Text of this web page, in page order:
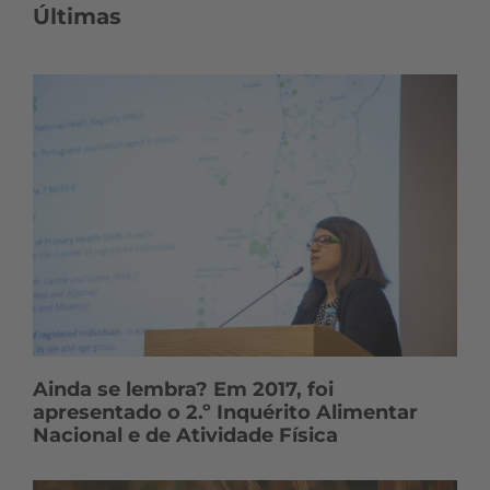
n
e
ú
Últimas
Ainda se lembra? Em 2017, foi
apresentado o 2.º Inquérito Alimentar
Nacional e de Atividade Física